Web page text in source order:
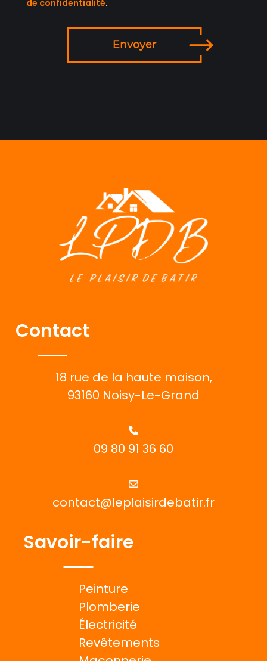
de confidentialité.
Contact
18 rue de la haute maison,
93160 Noisy-Le-Grand
09 80 91 36 60
contact@leplaisirdebatir.fr
Savoir-faire
Peinture
Plomberie
Électricité
Revêtements